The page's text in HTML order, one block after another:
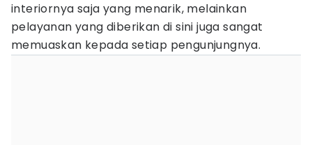
interiornya saja yang menarik, melainkan
pelayanan yang diberikan di sini juga sangat
memuaskan kepada setiap pengunjungnya.